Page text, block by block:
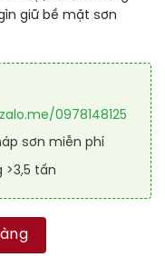
giữ bề mặt sơn
0978148125
sơn miễn phí
>3,5 tấn
7004 số lượng